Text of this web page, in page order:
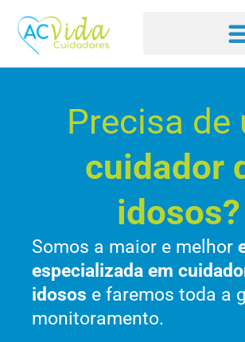
Precisa de
cuidador
idosos?
Somos a maior e melhor
especializada em
idosos e faremos toda a
monitoramento.